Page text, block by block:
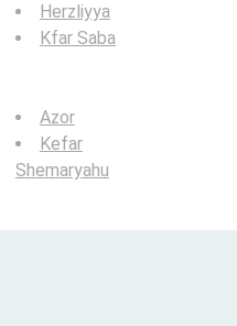
Herzliyya
Kfar Saba
Azor
Kefar
Shemaryahu